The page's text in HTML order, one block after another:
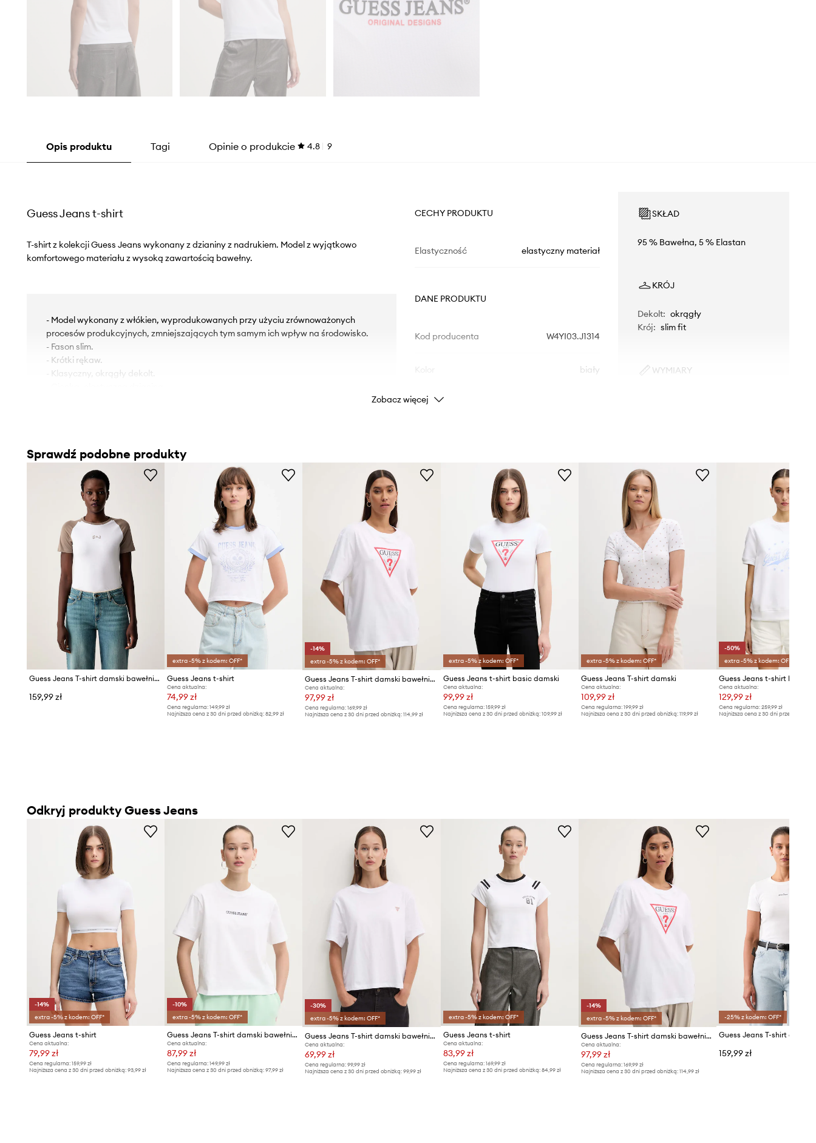
Opis produktu Tagi Opinie o produkcie 4.8 9
Guess Jeans t-shirt
T-shirt z kolekcji Guess Jeans wykonany z dzianiny z nadrukiem. Model z wyjątkowo
komfortowego materiału z wysoką zawartością bawełny.
- Model wykonany z włókien, wyprodukowanych przy użyciu zrównoważonych
procesów produkcyjnych, zmniejszających tym samym ich wpływ na środowisko.
- Fason slim.
- Krótki rękaw.
- Klasyczny, okrągły dekolt.
CECHY PRODUKTU
Elastyczność elastyczny materiał
DANE PRODUKTU
Kod producenta W4YI03.J1314
biały
Marka
ID Produktu
SKŁAD
95 % Bawełna, 5 % Elastan
KRÓJ
Dekolt: okrągły
Krój: slim fit
WYMIARY
Zobacz więcej
Sprawdź podobne produkty
Guess Jeans T-shirt damski bawełniany z elastanem
159,99 zł
extra -5% z kodem: OFF*
Guess Jeans t-shirt
Cena aktualna:
74,99 zł
Cena regularna:149,99 zł
Najniższa cena z 30 dni przed obniżką:82,99 zł
-14%
extra -5% z kodem: OFF*
Guess Jeans T-shirt damski bawełniany
Cena aktualna:
97,99 zł
Cena regularna: 169,99 zł
Najniższa cena z 30 dni przed obniżką: 114,99 zł
extra -5% z kodem: OFF*
Guess Jeans t-shirt basic damski
Cena aktualna:
99,99 zł
Cena regularna: 159,99 zł
Najniższa cena z 30 dni przed obniżką: 109,99 zł
extra -5% z kodem: OFF*
Guess Jeans T-shirt damski
Cena aktualna:
109,99 zł
Cena regularna:199,99 zł
Najniższa cena z 30 dni przed obniżką:119,99 zł
-50%
extra -5% z kodem: OFF*
Guess Jeans t-shirt
Cena aktualna:
129,99 zł
Cena regularna: 259,99 zł
Najniższa cena z 30 dni przed obniżką:
Odkryj produkty Guess Jeans
-14%
extra -5% z kodem: OFF*
Guess Jeans t-shirt
Cena aktualna:
79,99 zł
Cena regularna: 159,99 zł
Najniższa cena z 30 dni przed obniżką: 93,99 zł
-10%
extra -5% z kodem: OFF*
Guess Jeans T-shirt damski bawełniany
Cena aktualna:
87,99 zł
Cena regularna:149,99 zł
Najniższa cena z 30 dni przed obniżką:97,99 zł
-30%
extra -5% z kodem: OFF*
Guess Jeans T-shirt damski bawełniany
Cena aktualna:
69,99 zł
Cena regularna: 99,99 zł
Najniższa cena z 30 dni przed obniżką: 99,99 zł
extra -5% z kodem: OFF*
Guess Jeans t-shirt
Cena aktualna:
83,99 zł
Cena regularna: 169,99 zł
Najniższa cena z 30 dni przed obniżką: 84,99 zł
-14%
extra -5% z kodem: OFF*
Guess Jeans T-shirt damski bawełniany
Cena aktualna:
97,99 zł
Cena regularna:169,99 zł
Najniższa cena z 30 dni przed obniżką:114,99 zł
-25% z kodem: OFF*
159,99 zł